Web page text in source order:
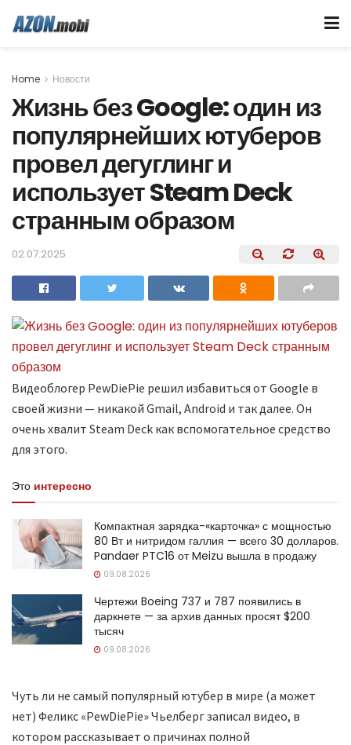
Home Новости
Жизнь без Google: один из
популярнейших ютуберов
провел дегуглинг и
использует Steam Deck
странным образом
02.07.2025
Видеоблогер PewDiePie решил избавиться от Google в
своей жизни — никакой Gmail, Android и так далее. Он
очень хвалит Steam Deck как вспомогательное средство
для этого.
Это интересно
Компактная зарядка-«карточка» с мощностью
80 Вт и нитридом галлия — всего 30 долларов.
Pandaer PTC16 от Meizu вышла в продажу
09.08.2026
Чертежи Boeing 737 и 787 появились в
даркнете — за архив данных просят $200
тысяч
09.08.2026
Чуть ли не самый популярный ютубер в мире (а может
нет) Феликс «PewDiePie» Чьелберг записал видео, в
котором рассказывает о причинах полной